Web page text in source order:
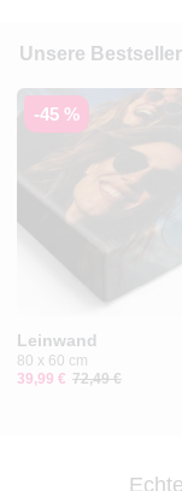
Unsere
-45 %
Leinwand
80 x 60 cm
39,99 € 72,49 €